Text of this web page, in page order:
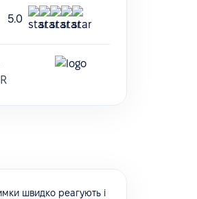
5.0
швидко реагують і